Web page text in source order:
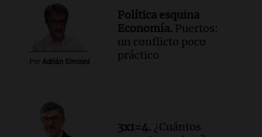
Por Adrián Simioni
Política esquina
Economía. Puertos:
un conflicto poco
práctico
3x1=4. ¿Cuántos